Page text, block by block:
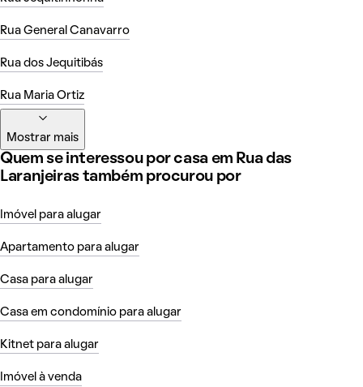
Rua General Canavarro
Rua dos Jequitibás
Rua Maria Ortiz
Mostrar mais
Quem se interessou por casa em Rua das
Laranjeiras também procurou por
Imóvel para alugar
Apartamento para alugar
Casa para alugar
Casa em condomínio para alugar
Kitnet para alugar
Imóvel à venda